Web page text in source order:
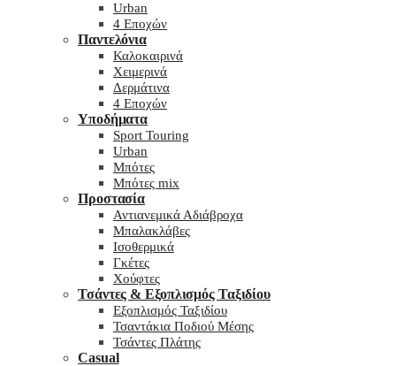
Urban
4 Εποχών
Παντελόνια
Καλοκαιρινά
Χειμερινά
Δερμάτινα
4 Εποχών
Υποδήματα
Sport Touring
Urban
Μπότες
Μπότες mix
Προστασία
Αντιανεμικά Αδιάβροχα
Μπαλακλάβες
Ισοθερμικά
Γκέτες
Χούφτες
Τσάντες & Εξοπλισμός Ταξιδίου
Εξοπλισμός Ταξιδίου
Τσαντάκια Ποδιού Μέσης
Τσάντες Πλάτης
Casual